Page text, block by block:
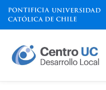
Skip
content